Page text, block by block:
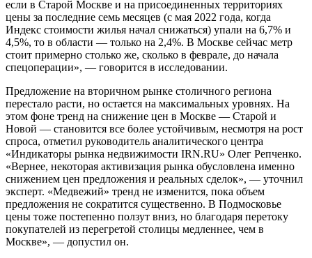
если в Старой Москве и на присоединенных территориях
цены за последние семь месяцев (c мая 2022 года, когда
Индекс стоимости жилья начал снижаться) упали на 6,7% и
4,5%, то в области — только на 2,4%. В Москве сейчас метр
стоит примерно столько же, сколько в феврале, до начала
спецоперации», — говорится в исследовании.
Предложение на вторичном рынке столичного региона
перестало расти, но остается на максимальных уровнях. На
этом фоне тренд на снижение цен в Москве — Старой и
Новой — становится все более устойчивым, несмотря на рост
спроса, отметил руководитель аналитического центра
«Индикаторы рынка недвижимости IRN.RU» Олег Репченко.
«Вернее, некоторая активизация рынка обусловлена именно
снижением цен предложения и реальных сделок», — уточнил
эксперт. «Медвежий» тренд не изменится, пока объем
предложения не сократится существенно. В Подмосковье
цены тоже постепенно ползут вниз, но благодаря перетоку
покупателей из перегретой столицы медленнее, чем в
Москве», — допустил он.